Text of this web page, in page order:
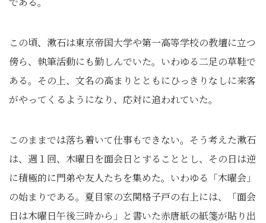
この頃、漱石は東京帝国大学や第一高等学校の教壇に立つ
傍ら、執筆活動にも勤しんでいた。いわゆる二足の草鞋で
ある。その上、文名の高まりとともにひっきりなしに来客
がやってくるようになり、応対に追われていた。
このままでは落ち着いて仕事もできない。そう考えた漱石
は、週１回、木曜日を面会日とすることとし、その日は逆
に積極的に門弟や友人たちを集めた。いわゆる「木曜会」
の始まりである。夏目家の玄関格子戸の右上には、「面会
日は木曜日午後三時から」と書いた赤唐紙の紙箋が貼り出